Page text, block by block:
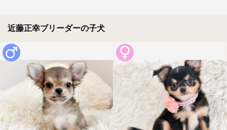
近藤正幸ブリーダーの子犬